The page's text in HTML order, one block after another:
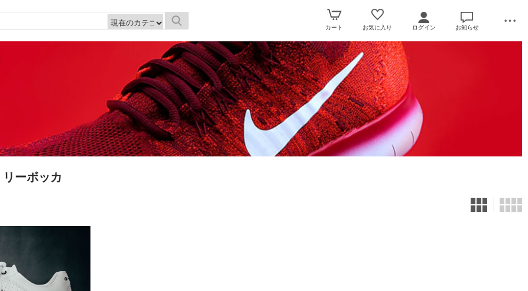
カート お気に入り ログイン お知らせ
リーボッカ